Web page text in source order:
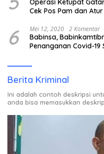
Operasi Ketupat
Cek Pos Pam dan
6 Mei 12, 2020 2 Komentar
Babinsa,
Penanganan Covid-
Berita Kriminal
Ini adalah contoh deskripsi
anda bisa memasukkan